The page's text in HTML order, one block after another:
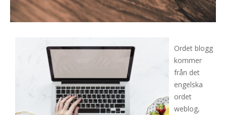
Ordet blogg
kommer
från det
engelska
ordet
weblog,